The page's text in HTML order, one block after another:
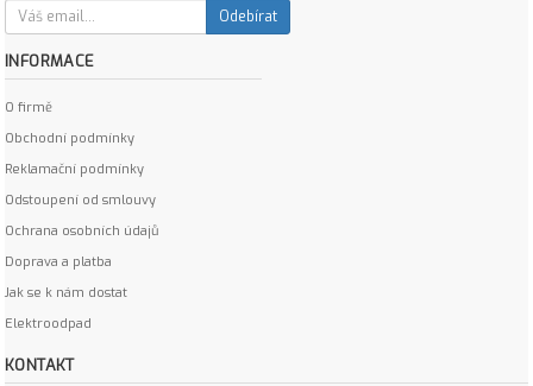
Odebírat
INFORMACE
O firmě
Obchodní podmínky
Reklamační podmínky
Odstoupení od smlouvy
Ochrana osobních údajů
Doprava a platba
Jak se k nám dostat
Elektroodpad
KONTAKT